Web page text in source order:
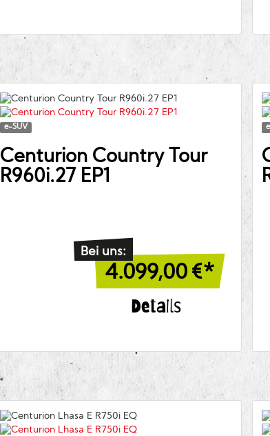
e-SUV
CenturionCountry Tour
R960i.27 EP1
Bei uns:
4.099,00 €*
Details